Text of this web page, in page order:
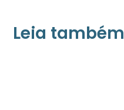
Leia também